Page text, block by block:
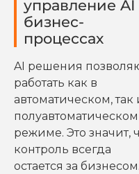
управление AI
бизнес-
процессах
AI решения
работать как в
автоматическом, так
полуавтоматическом
режиме. Это значит,
контроль всегда
остается за бизнесом.